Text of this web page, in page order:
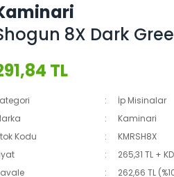
8X Dark
TL
İp Misinalar
Kaminari
Kodu
KMRSH8X
265,31 TL +
262,66 TL